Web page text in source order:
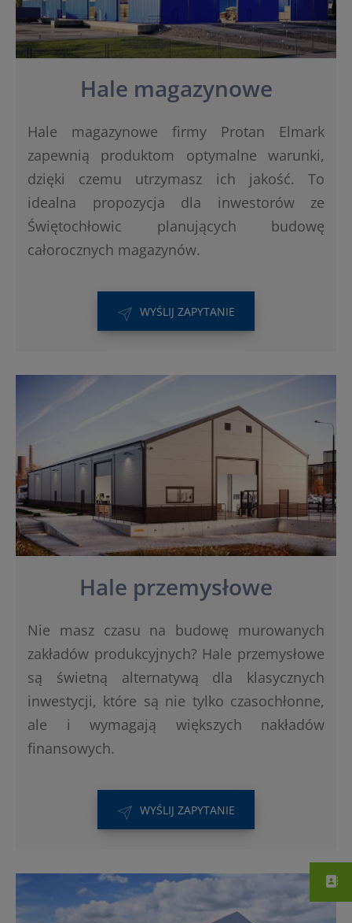
Hale magazynowe
Hale magazynowe firmy Protan Elmark
zapewnią produktom optymalne warunki,
dzięki czemu utrzymasz ich jakość. To
idealna propozycja dla inwestorów ze
Świętochłowic planujących budowę
całorocznych magazynów.
WYŚLIJ ZAPYTANIE
Hale przemysłowe
Nie masz czasu na budowę murowanych
zakładów produkcyjnych? Hale przemysłowe
są świetną alternatywą dla klasycznych
inwestycji, które są nie tylko czasochłonne,
ale i wymagają większych nakładów
finansowych.
WYŚLIJ ZAPYTANIE